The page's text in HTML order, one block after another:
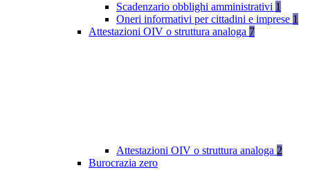
Scadenzario obblighi amministrativi 1
Oneri informativi per cittadini e imprese 1
Attestazioni OIV o struttura analoga 7
Attestazioni OIV o struttura analoga 2
Burocrazia zero